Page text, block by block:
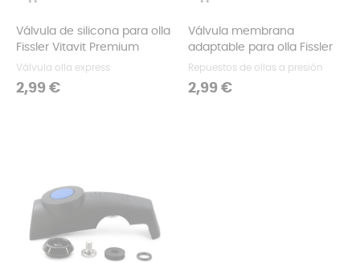
Válvula de silicona para olla
Fissler Vitavit Premium
Válvula olla express
Precio
2,99 €
Válvula membrana
adaptable para olla Fissler
Repuestos de ollas a presión
Precio
2,99 €